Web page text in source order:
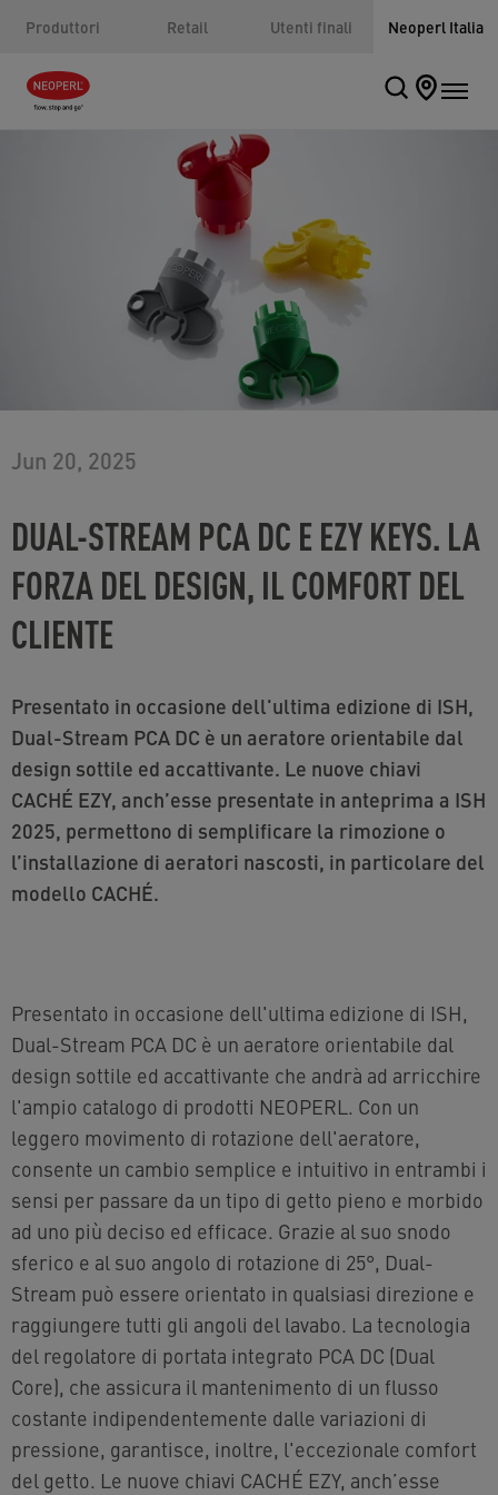
Produttori Retail Utenti finali Neoperl Italia
Jun 20, 2025
DUAL-STREAM PCA DC E EZY KEYS. LA
FORZA DEL DESIGN, IL COMFORT DEL
CLIENTE
Presentato in occasione dell'ultima edizione di ISH,
Dual-Stream PCA DC è un aeratore orientabile dal
design sottile ed accattivante. Le nuove chiavi
CACHÉ EZY, anch’esse presentate in anteprima a ISH
2025, permettono di semplificare la rimozione o
l’installazione di aeratori nascosti, in particolare del
modello CACHÉ.
Presentato in occasione dell'ultima edizione di ISH,
Dual-Stream PCA DC è un aeratore orientabile dal
design sottile ed accattivante che andrà ad arricchire
l'ampio catalogo di prodotti NEOPERL. Con un
leggero movimento di rotazione dell'aeratore,
consente un cambio semplice e intuitivo in entrambi i
sensi per passare da un tipo di getto pieno e morbido
ad uno più deciso ed efficace. Grazie al suo snodo
sferico e al suo angolo di rotazione di 25°, Dual-
Stream può essere orientato in qualsiasi direzione e
raggiungere tutti gli angoli del lavabo. La tecnologia
del regolatore di portata integrato PCA DC (Dual
Core), che assicura il mantenimento di un flusso
costante indipendentemente dalle variazioni di
pressione, garantisce, inoltre, l'eccezionale comfort
del getto. Le nuove chiavi CACHÉ EZY, anch’esse